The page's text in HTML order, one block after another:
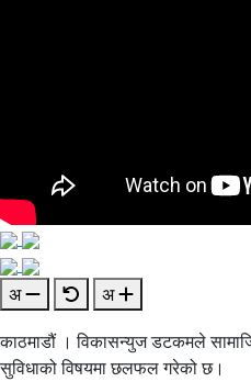
अ
अ
काठमाडौं । विकासन्युज डटकमले
सुविधाको विषयमा छलफल गरेको छ।